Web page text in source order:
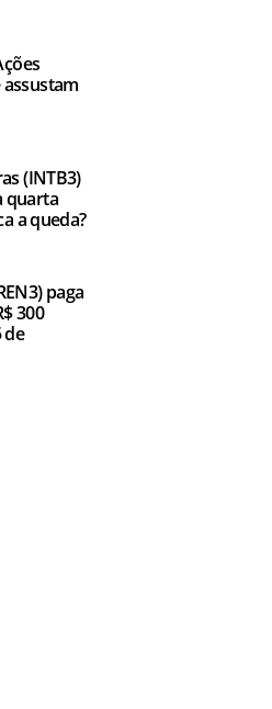
(INTB3)
quarta
a queda?
paga
300
de